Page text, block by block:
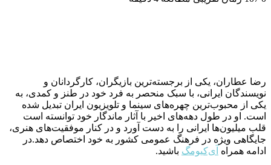
رضا عطاران، یکی از برجسته‌ترین بازیگران، کارگردانان و
نویسندگان ایرانی، با سبک منحصر به فرد خود در طنز و کمدی، به
یکی از محبوب‌ترین چهره‌های سینما و تلویزیون ایران تبدیل شده
است. او در طول دهه‌های اخیر با آثار ماندگار خود توانسته است
قلب میلیون‌ها ایرانی را به دست آورد و در کنار موفقیت‌های هنری،
جایگاهی ویژه در فرهنگ عمومی کشور به خود اختصاص دهد.در
ادامه همراه آی‌کیو‌مگ باشید.